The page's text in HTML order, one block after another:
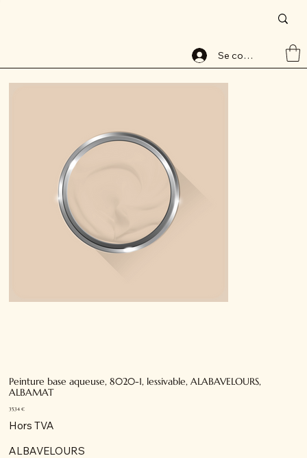
Se connecter
Peinture base aqueuse, 8020-1, lessivable, ALABAVELOURS, ALBAMAT
Peinture base aqueuse, 8020-1, lessivable, ALABAVELOURS,
ALBAMAT
Prix
35,34 €
Hors TVA
ALBAVELOURS